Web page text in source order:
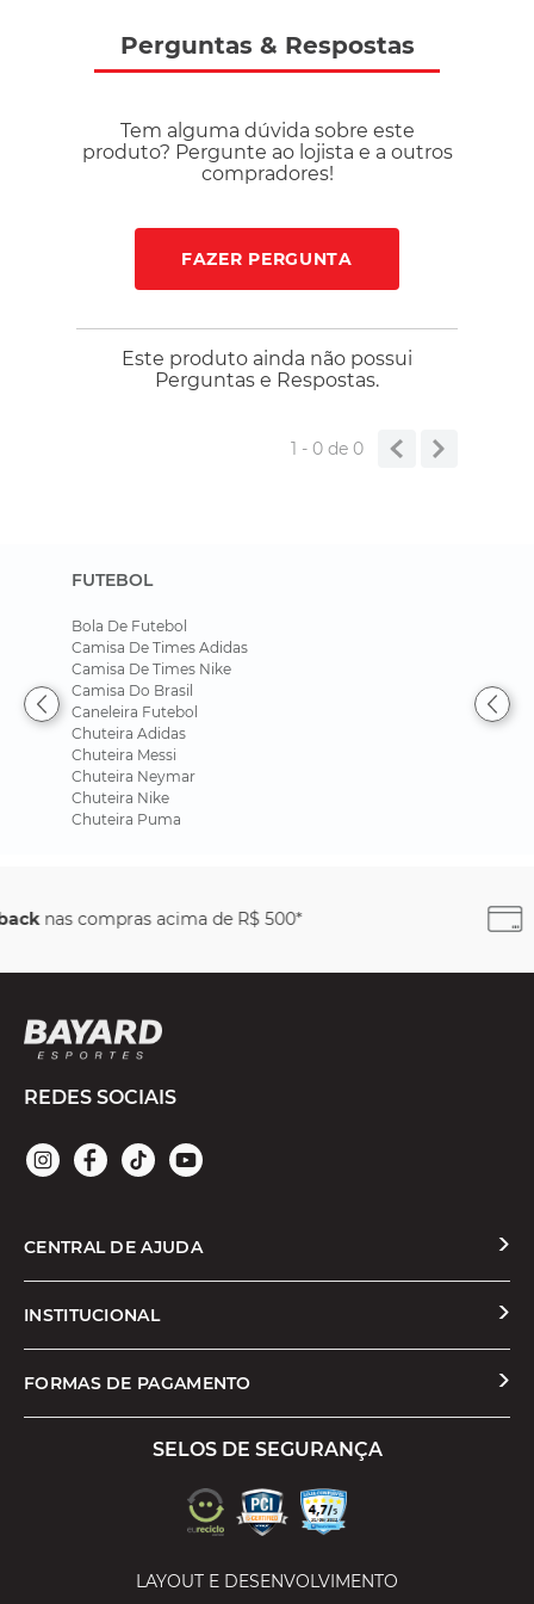
Desempenho para iniciantes e evolução Com excelente
amortecimento, alta estabilidade e estrutura pensada para
Cabedal: material sintético com reforços em camurça.
Entressola: material com amortecimento e flexibilidade.
Perguntas & Respostas
Tem alguma dúvida sobre este
produto? Pergunte ao lojista e a outros
compradores!
FAZER PERGUNTA
Este produto ainda não possui
Perguntas e Respostas.
1 - 0de 0
FUTEBOL
Bola De Futebol
Camisa De Times Adidas
Camisa De Times Nike
Camisa Do Brasil
Caneleira Futebol
Chuteira Adidas
Chuteira Messi
Chuteira Neymar
Chuteira Nike
Chuteira Puma
Parcele em até
REDES SOCIAIS
CENTRAL DE AJUDA
Solicitar Troca ou Devolução
Formas de Pagamento
INSTITUCIONAL
Quem Somos
Política de Privacidade
FORMAS DE PAGAMENTO
SELOS DE SEGURANÇA
LAYOUT E DESENVOLVIMENTO